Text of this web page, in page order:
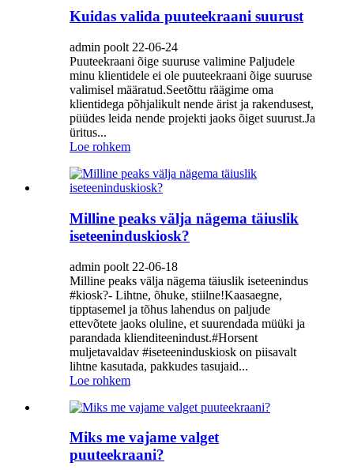
Kuidas valida puuteekraani suurust
admin poolt 22-06-24
Puuteekraani õige suuruse valimine Paljudele
minu klientidele ei ole puuteekraani õige suuruse
valimisel määratud.Seetõttu räägime oma
klientidega põhjalikult nende ärist ja rakendusest,
püüdes leida nende projekti jaoks õiget suurust.Ja
üritus...
Loe rohkem
Milline peaks välja nägema täiuslik
iseteeninduskiosk?
admin poolt 22-06-18
Milline peaks välja nägema täiuslik iseteenindus
#kiosk?- Lihtne, õhuke, stiilne!Kaasaegne,
tipptasemel ja tõhus lahendus on paljude
ettevõtete jaoks oluline, et suurendada müüki ja
parandada klienditeenindust.#Horsent
muljetavaldav #iseteeninduskiosk on piisavalt
lihtne kasutada, pakkudes tasujaid...
Loe rohkem
Miks me vajame valget
puuteekraani?